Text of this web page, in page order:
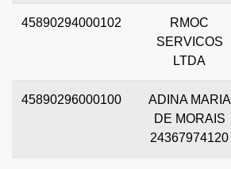
45890294000102
RMOC
SERVICOS
LTDA
45890296000100
ADINA MARIA
DE MORAIS
24367974120